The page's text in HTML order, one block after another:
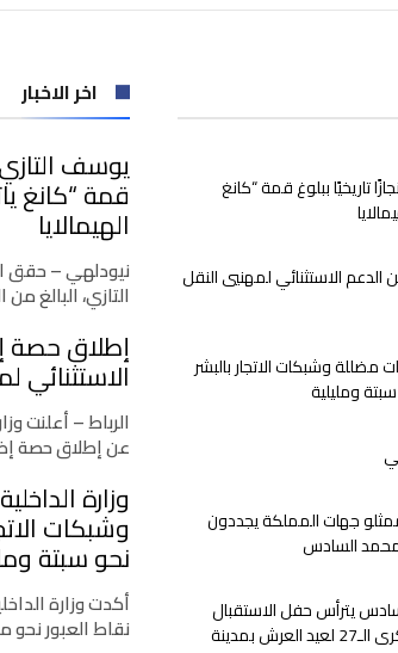
تاريخيًا ببلوغ قمة “كانغ
الاستثنائي لمهنيي النقل
مضللة وشبكات الاتجار بالبشر
ومليلية
جهات المملكة يجددون
محمد السادس
يترأس حفل الاستقبال
الرسمي بمناسبة الذكرى الـ27 لعيد العرش بمدينة
اخر الاخبار
يوسف التازي
الهيمالايا
نيودلهي – حقق
التازي، البالغ من العمر 15
إطلاق حصة
الاستثنائي
الرباط – أعلنت
عن إطلاق حصة
وزارة
وشبكات
نحو سبتة
أكدت وزارة
نقاط العبور نحو